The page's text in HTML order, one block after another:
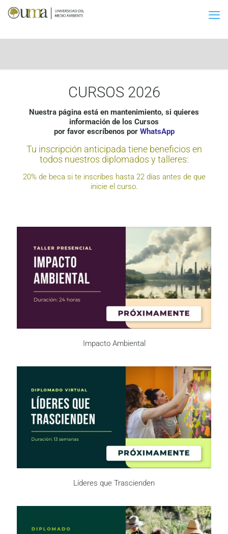
CURSOS 2026
Nuestra página está en mantenimiento, si quieres
información de los Cursos
por favor escríbenos por WhatsApp
Tu inscripción anticipada tiene beneficios en
todos nuestros diplomados y talleres:
20% de beca si te inscribes hasta 22 días antes de que
inicie el curso.
Impacto Ambiental
Líderes que Trascienden